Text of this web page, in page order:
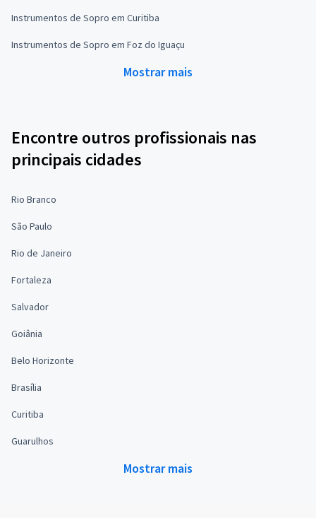
Instrumentos de Sopro em Curitiba
Instrumentos de Sopro em Foz do Iguaçu
Mostrar mais
Encontre outros profissionais nas
principais cidades
Rio Branco
São Paulo
Rio de Janeiro
Fortaleza
Salvador
Goiânia
Belo Horizonte
Brasília
Curitiba
Guarulhos
Mostrar mais